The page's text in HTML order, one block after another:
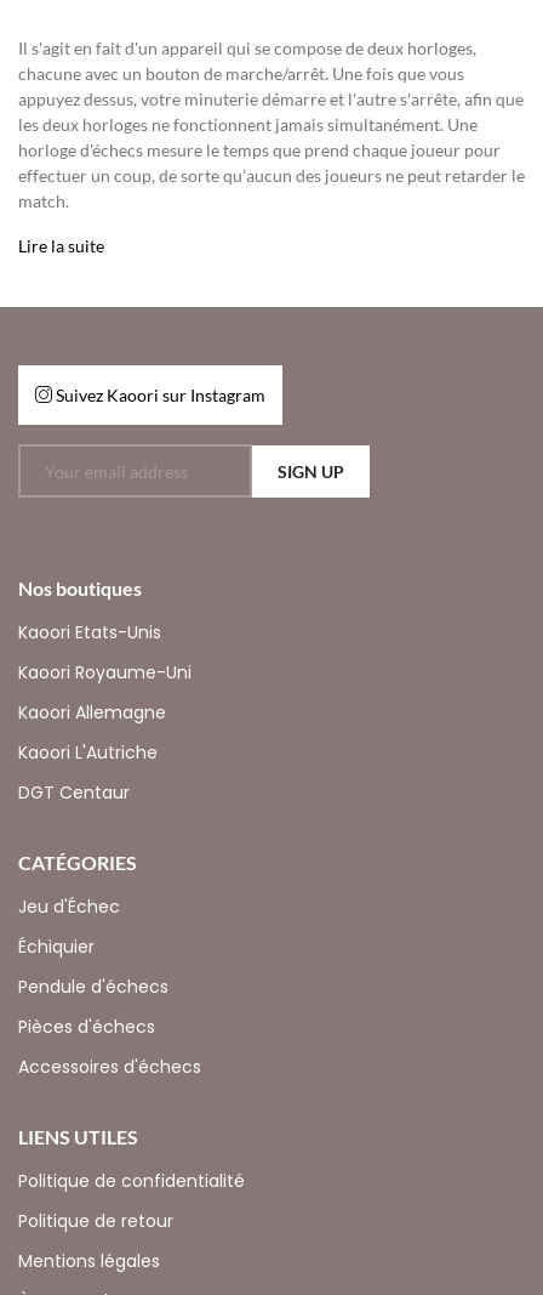
Il s'agit en fait d'un appareil qui se compose de deux horloges,
chacune avec un bouton de marche/arrêt. Une fois que vous
appuyez dessus, votre minuterie démarre et l'autre s'arrête, afin que
les deux horloges ne fonctionnent jamais simultanément. Une
horloge d'échecs mesure le temps que prend chaque joueur pour
effectuer un coup, de sorte qu'aucun des joueurs ne peut retarder le
match.
Lire la suite
Suivez Kaoori sur Instagram
SIGN UP
Nos boutiques
Kaoori Etats-Unis
Kaoori Royaume-Uni
Kaoori Allemagne
Kaoori L'Autriche
DGT Centaur
CATÉGORIES
Jeu d'Échec
Échiquier
Pendule d'échecs
Pièces d'échecs
Accessoires d'échecs
LIENS UTILES
Politique de confidentialité
Politique de retour
Mentions légales